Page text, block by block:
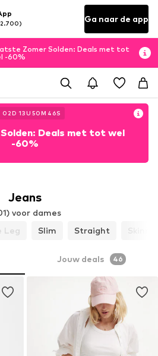
Ga naar de app
Zomer Solden: Deals met tot
-60%
02D 13U 50M 43S
Deals met tot wel
-60%
Jeans
voor dames
Leg Slim Straight
Jouw deals 46